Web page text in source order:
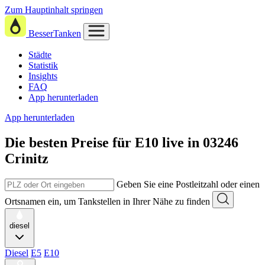
Zum Hauptinhalt springen
BesserTanken
Städte
Statistik
Insights
FAQ
App herunterladen
App herunterladen
Die besten Preise für E10 live in 03246
Crinitz
Geben Sie eine Postleitzahl oder einen
Ortsnamen ein, um Tankstellen in Ihrer Nähe zu finden
diesel
Diesel E5 E10